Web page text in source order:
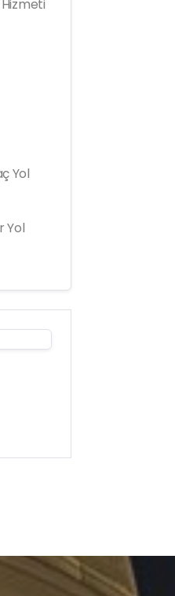
Yol
Yol